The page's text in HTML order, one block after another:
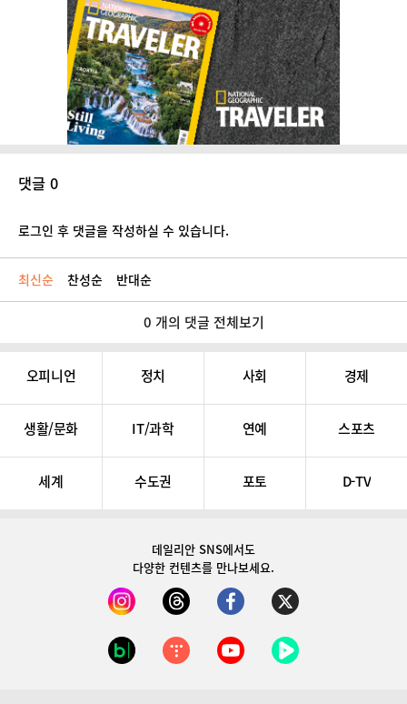
댓글 0
로그인 후 댓글을 작성하실 수 있습니다.
최신순 찬성순 반대순
0 개의 댓글 전체보기
오피니언 정치 사회 경제
생활/문화 IT/과학 연예 스포츠
세계 수도권 포토 D-TV
데일리안 SNS에서도
다양한 컨텐츠를 만나보세요.